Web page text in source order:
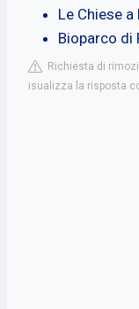
Le Chiese
Bioparco di
Richiesta di
isualizza la risposta